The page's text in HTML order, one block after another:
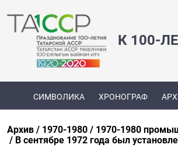
К 100-
СИМВОЛИКА ХРОНОГРАФ
Архив 1970-1980
1970-1980
В сентябре 1972 года был